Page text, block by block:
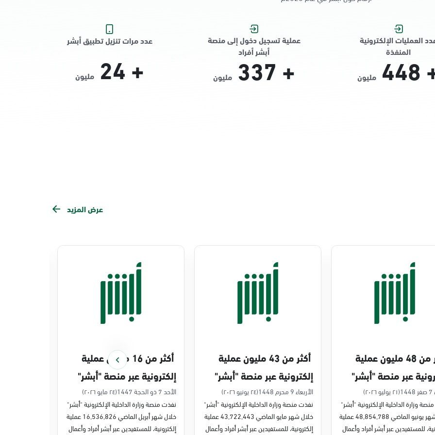
العمليات الإلكترونية
المنفذة
448 مليون
عملية تسجيل دخول إلى منصة
أبشر أفراد
+
337 مليون
عدد مرات تنزيل تطبيق أبشر
+
24 مليون
عرض المزيد
أكثر من 48 مليون عملية
عبر منصة "أبشر"
2026م
(٢١ يوليو ٢٠٢٦)
وزارة الداخلية الإلكترونية "أبشر"
خلال شهر يونيو الماضي 48,854,788 عملية
للمستفيدين عبر أبشر أفراد وأعمال
أكثر من 43 مليون عملية
إلكترونية عبر منصة "أبشر"
في مايو 2026م
الأربعاء 9 محرم 1448
(٢٤ يونيو ٢٠٢٦)
نفذت منصة وزارة الداخلية الإلكترونية "أبشر"
خلال شهر مايو الماضي 43,722,443 عملية
إلكترونية، للمستفيدين عبر أبشر أفراد وأعمال
أكثر من 16 مليون عملية
إلكترونية عبر منصة "أبشر"
في أبريل 2026م
الأحد 7 ذو الحجة 1447
(٢٤ مايو ٢٠٢٦)
نفذت منصة وزارة الداخلية الإلكترونية "أبشر"
خلال شهر أبريل الماضي 16,536,826 عملية
إلكترونية، للمستفيدين عبر أبشر أفراد وأعمال